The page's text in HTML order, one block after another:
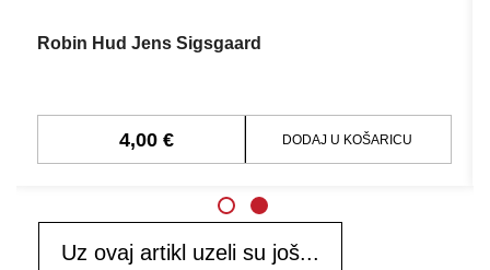
Robin Hud Jens Sigsgaard
4,00 € DODAJ U KOŠARICU
Uz ovaj artikl uzeli su još...